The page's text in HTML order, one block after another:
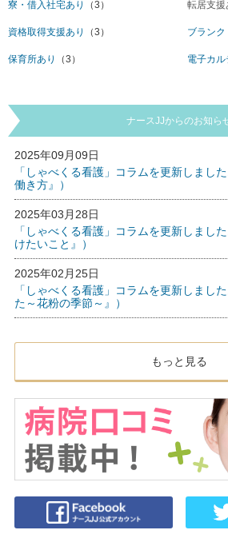
寮・借入社宅あり （3） 転居支援
資格取得支援あり （3） ブラン
保育所あり （3） 電子カル
ナースJJからのお知ら
2025年09月09日
「しゃべくる看護」コラムを更新しまし
働き方』）
2025年03月28日
「しゃべくる看護」コラムを更新しまし
けたいこと』）
2025年02月25日
「しゃべくる看護」コラムを更新しまし
た～花粉の季節～』）
もっと見る